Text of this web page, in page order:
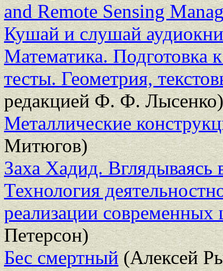
and Remote Sensing
Кушай и слушай
Математика. Подготовка
тесты. Геометрия,
редакцией Ф. Ф. Лысенко)
Металлические
Митюгов)
Заха Хадид. Вглядываясь
Технология
реализации современных
Петерсон)
Бес смертный(Алексей